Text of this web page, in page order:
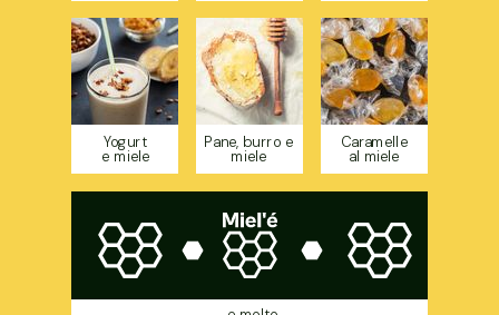
Pane, burro e
miele
Yogurt
e miele
Caramelle
al miele